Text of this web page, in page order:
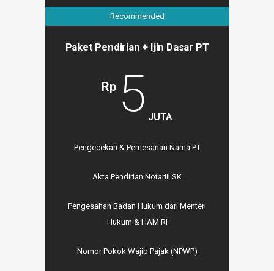
Recommended
Paket Pendirian + Ijin Dasar PT
Rp 5 JUTA
Pengecekan & Pemesanan Nama PT
Akta Pendirian Notariil SK
Pengesahan Badan Hukum dari Menteri
Hukum & HAM RI
Nomor Pokok Wajib Pajak (NPWP)